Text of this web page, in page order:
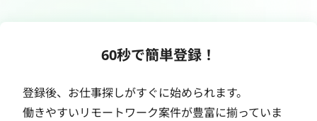
60秒で簡単登録！
登録後、お仕事探しがすぐに始められます。
働きやすいリモートワーク案件が豊富に揃っていま